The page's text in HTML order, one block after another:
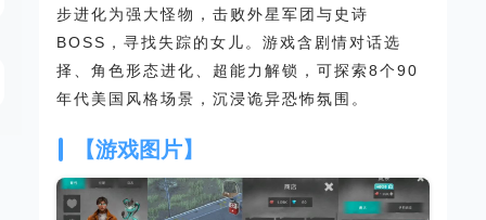
步进化为强大怪物，击败外星军团与史诗
BOSS，寻找失踪的女儿。游戏含剧情对话选
择、角色形态进化、超能力解锁，可探索8个90
年代美国风格场景，沉浸诡异恐怖氛围。
【游戏图片】